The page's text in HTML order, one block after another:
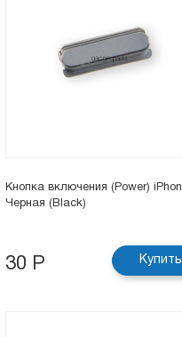
Кнопка включения (Power)
Черная (Black)
30 Р Купить